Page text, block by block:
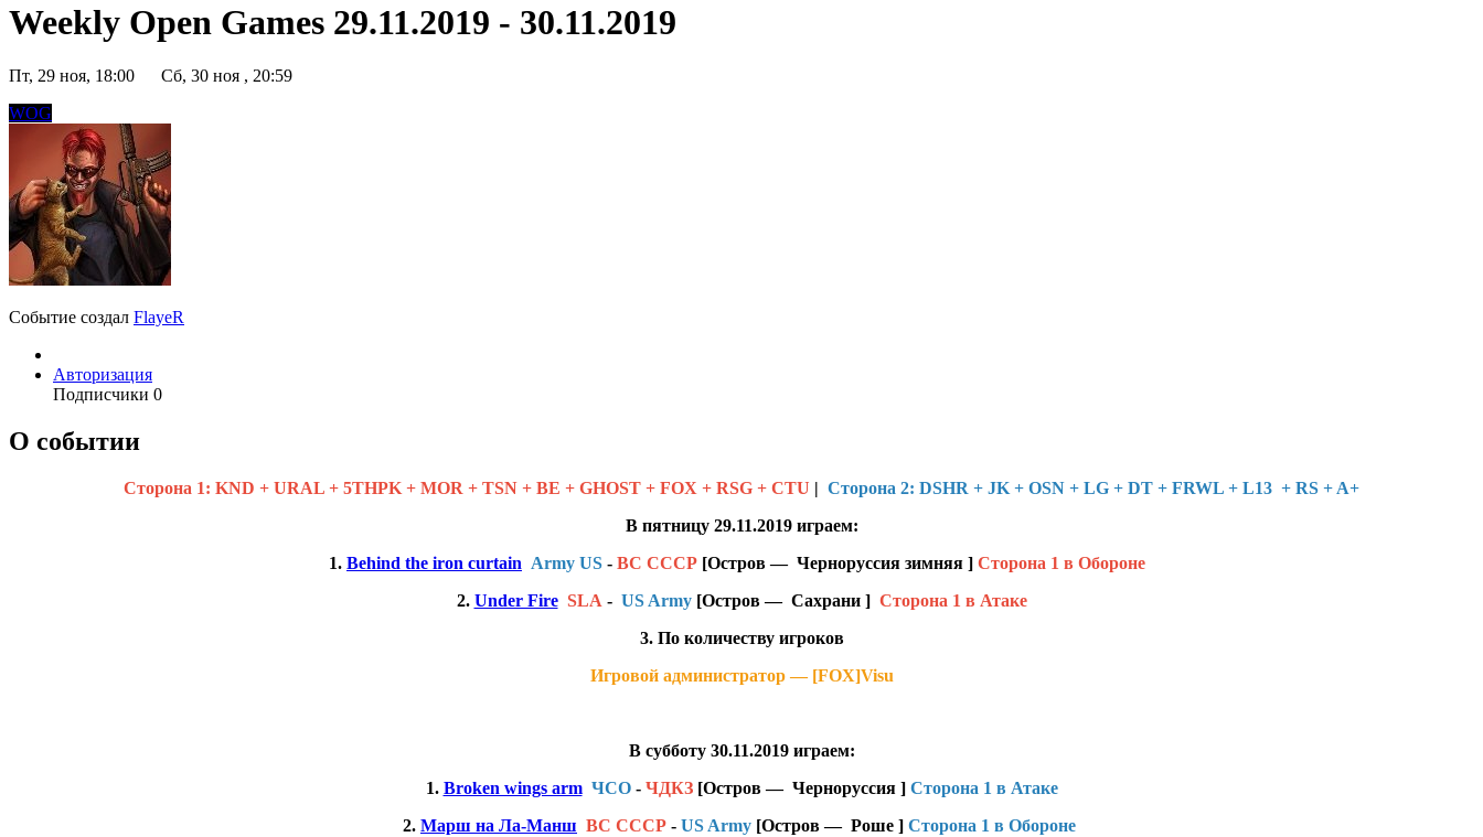
Weekly Open Games 29.11.2019 - 30.11.2019
Пт, 29 ноя, 18:00
Сб, 30 ноя , 20:59
WOG
Событие создал FlayeR
Авторизация
Подписчики 0
О событии
Cторона 1: KND + URAL + 5THPK + MOR + TSN + BE + GHOST + FOX + RSG + CTU | Сторона 2: DSHR + JK + OSN + LG + DT + FRWL + L13 + RS + A+
В пятницу 29.11.2019 играем:
1. Behind the iron curtain Army US - ВС СССР [Остров — Черноруссия зимняя ] Cторона 1 в Обороне
2. Under Fire SLA - US Army[Остров — Cахрани ] Cторона 1 в Атаке
3. По количеству игроков
Игровой администратор — [FOX]Visu
В субботу 30.11.2019 играем:
1. Broken wings arm ЧСО - ЧДКЗ[Остров — Черноруссия ] Cторона 1 в Атаке
2. Марш на Ла-Манш ВС СССР - US Army [Остров — Роше ] Cторона 1 в Обороне